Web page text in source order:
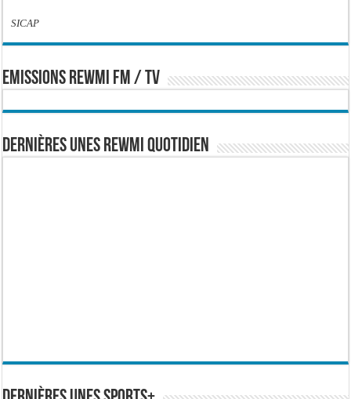
SICAP
EMISSIONS REWMI FM / TV
Dernières Unes Rewmi Quotidien